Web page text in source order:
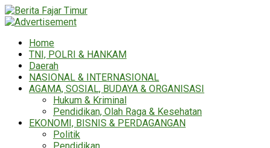
Home
TNI, POLRI & HANKAM
Daerah
NASIONAL & INTERNASIONAL
AGAMA, SOSIAL, BUDAYA & ORGANISASI
Hukum & Kriminal
Pendidikan, Olah Raga & Kesehatan
EKONOMI, BISNIS & PERDAGANGAN
Politik